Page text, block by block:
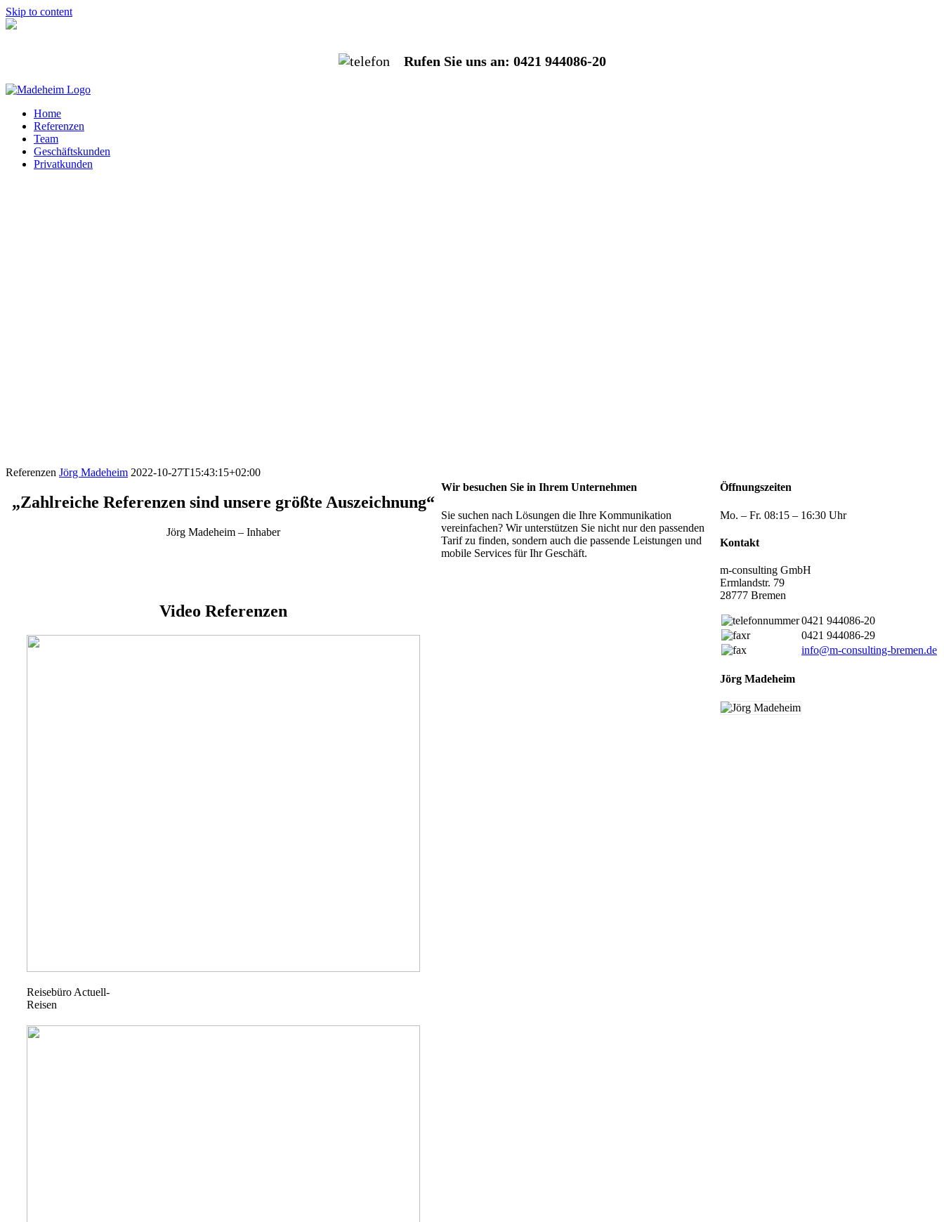
Skip to content
Rufen Sie uns an: 0421 944086-20
Home
Referenzen
Team
Geschäftskunden
Privatkunden
Referenzen Jörg Madeheim 2022-10-27T15:43:15+02:00
„Zahlreiche Referenzen sind unsere größte Auszeichnung“
Jörg Madeheim – Inhaber
Video Referenzen
Reisebüro Actuell-
Reisen
Öffnungszeiten
Mo. – Fr. 08:15 – 16:30 Uhr
Kontakt
m-consulting GmbH
Ermlandstr. 79
28777 Bremen
0421 944086-20
0421 944086-29
info@m-consulting-bremen.de
Jörg Madeheim
Wir besuchen Sie in Ihrem Unternehmen
Sie suchen nach Lösungen die Ihre Kommunikation
vereinfachen? Wir unterstützen Sie nicht nur den passenden
Tarif zu finden, sondern auch die passende Leistungen und
mobile Services für Ihr Geschäft.